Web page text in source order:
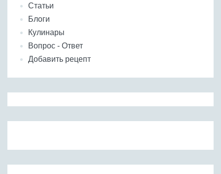
Статьи
Блоги
Кулинары
Вопрос - Ответ
Добавить рецепт